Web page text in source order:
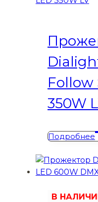
Follow
350W
Подробнее
В